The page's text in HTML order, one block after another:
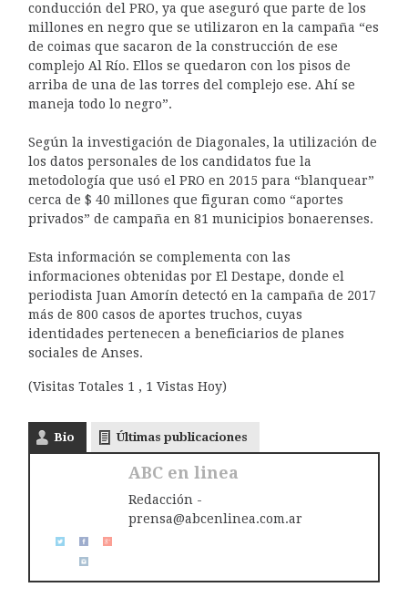
conducción del PRO, ya que aseguró que parte de los
millones en negro que se utilizaron en la campaña “es
de coimas que sacaron de la construcción de ese
complejo Al Río. Ellos se quedaron con los pisos de
arriba de una de las torres del complejo ese. Ahí se
maneja todo lo negro”.
Según la investigación de Diagonales, la utilización de
los datos personales de los candidatos fue la
metodología que usó el PRO en 2015 para “blanquear”
cerca de $ 40 millones que figuran como “aportes
privados” de campaña en 81 municipios bonaerenses.
Esta información se complementa con las
informaciones obtenidas por El Destape, donde el
periodista Juan Amorín detectó en la campaña de 2017
más de 800 casos de aportes truchos, cuyas
identidades pertenecen a beneficiarios de planes
sociales de Anses.
(Visitas Totales 1 , 1 Vistas Hoy)
Bio Últimas publicaciones
ABC en linea
Redacción -
prensa@abcenlinea.com.ar